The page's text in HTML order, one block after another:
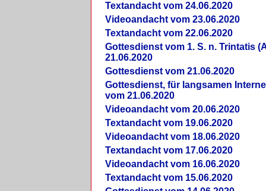
Textandacht vom 24.06.2020
Videoandacht vom 23.06.2020
Textandacht vom 22.06.2020
Gottesdienst vom 1. S. n. Trintatis
21.06.2020
Gottesdienst vom 21.06.2020
Gottesdienst, für langsamen
vom 21.06.2020
Videoandacht vom 20.06.2020
Textandacht vom 19.06.2020
Videoandacht vom 18.06.2020
Textandacht vom 17.06.2020
Videoandacht vom 16.06.2020
Textandacht vom 15.06.2020